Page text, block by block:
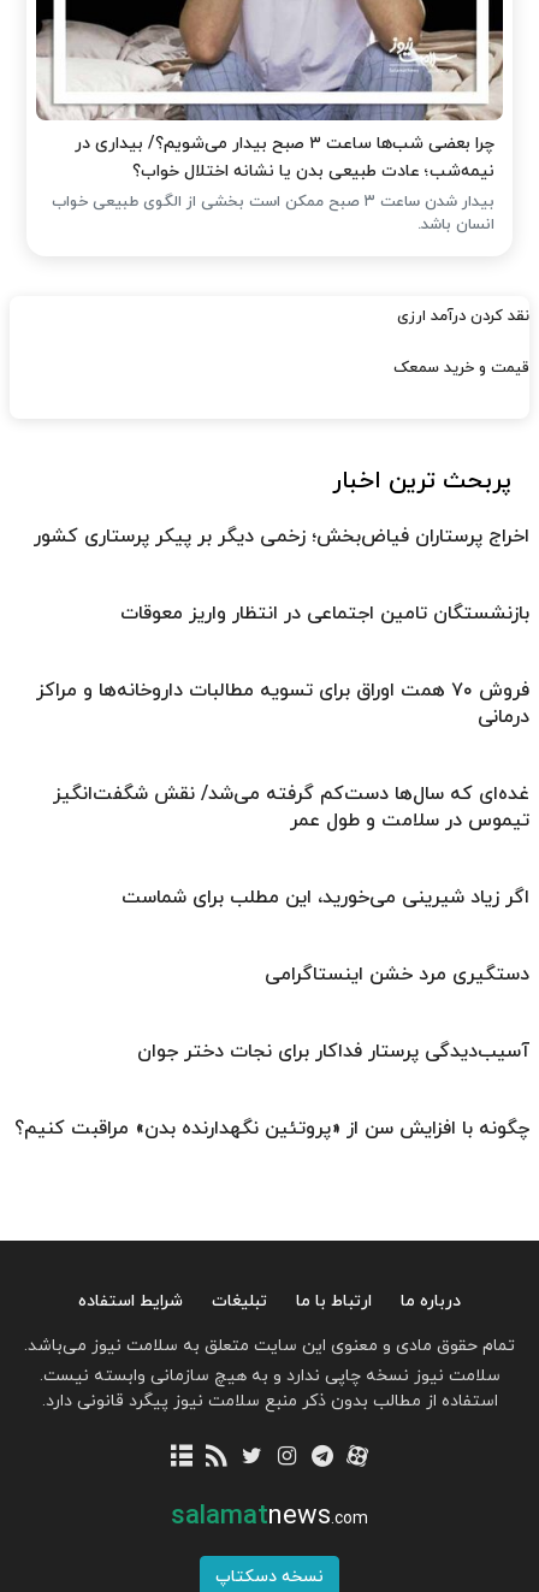
چرا بعضی شب‌ها ساعت ۳ صبح بیدار می‌شویم؟/ بیداری در
نیمه‌شب؛ عادت طبیعی بدن یا نشانه اختلال خواب؟
بیدار شدن ساعت ۳ صبح ممکن است بخشی از الگوی طبیعی خواب
انسان باشد.
نقد کردن درآمد ارزی
قیمت و خرید سمعک
پربحث ترین اخبار
اخراج پرستاران فیاض‌بخش؛ زخمی دیگر بر پیکر پرستاری کشور
بازنشستگان تامین اجتماعی در انتظار واریز معوقات
فروش ۷۰ همت اوراق برای تسویه مطالبات داروخانه‌ها و مراکز
درمانی
غده‌ای که سال‌ها دست‌کم گرفته می‌شد/ نقش شگفت‌انگیز
تیموس در سلامت و طول عمر
اگر زیاد شیرینی می‌خورید، این مطلب برای شماست
دستگیری مرد خشن اینستاگرامی
آسیب‌دیدگی پرستار فداکار برای نجات دختر جوان
چگونه با افزایش سن از «پروتئین نگهدارنده بدن» مراقبت کنیم؟
درباره ما ارتباط با ما تبلیغات
شرایط استفاده
تمام حقوق مادی و معنوی این سایت متعلق به سلامت نیوز می‌باشد.
سلامت نیوز نسخه چاپی ندارد و به هیچ سازمانی وابسته نیست.
استفاده از مطالب بدون ذکر منبع سلامت نیوز پیگرد قانونی دارد.
salamatnews.com
نسخه دسکتاپ